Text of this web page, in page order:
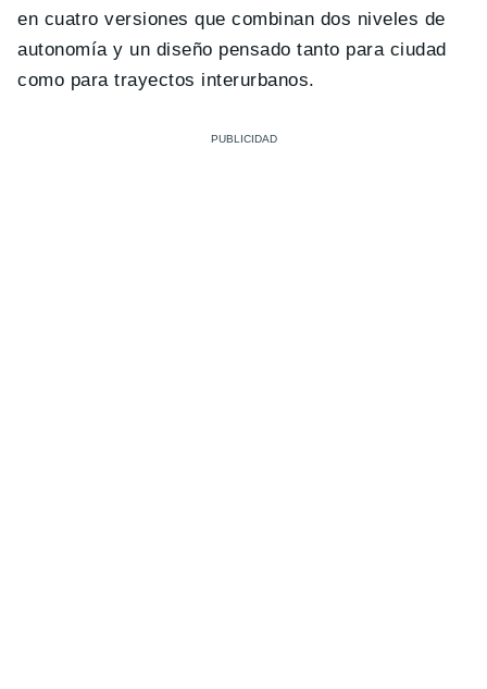
en cuatro versiones que combinan dos niveles de
autonomía y un diseño pensado tanto para ciudad
como para trayectos interurbanos.